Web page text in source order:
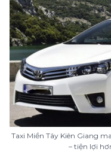
Taxi Miền Tây Kiên Giang
– tiện lợi